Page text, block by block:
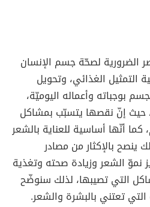
الضرورية لصحّة جسم الإنسان
الغذائي، وتحويل
بوجباته وأعماله اليوميّة،
حيث إنّ نقصها يتسبّب بمشاكل
أنّها أساسية للعناية بالشعر
ينصح بالإكثار من مصادر
نموّ الشعر وزيادة صحته وتغذية
التي تصيبها، لذلك سنوضّح
التي تعتني بالبشرة والشعر.